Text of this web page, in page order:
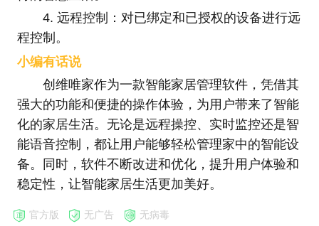
4. 远程控制：对已绑定和已授权的设备进行远
程控制。
小编有话说
创维唯家作为一款智能家居管理软件，凭借其
强大的功能和便捷的操作体验，为用户带来了智能
化的家居生活。无论是远程操控、实时监控还是智
能语音控制，都让用户能够轻松管理家中的智能设
备。同时，软件不断改进和优化，提升用户体验和
稳定性，让智能家居生活更加美好。
官方版 无广告 无病毒